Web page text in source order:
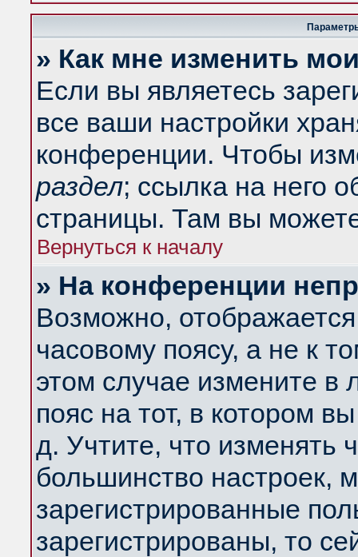
» Как мне изменить
Если вы являетесь
все ваши настройки
конференции. Чтобы
раздел; ссылка на него
страницы. Там вы
Вернуться к началу
» На конференции
Возможно,
часовому поясу, а не к
этом случае измените в
пояс на тот, в котором
д. Учтите, что изменять
большинство настроек,
зарегистрированные
зарегистрированы, то